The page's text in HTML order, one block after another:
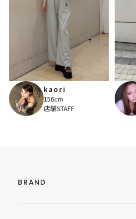
kaori
156cm
店舗STAFF
BRAND